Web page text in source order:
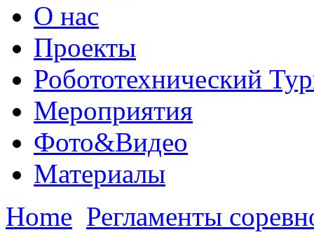
О нас
Проекты
Робототехнический
Мероприятия
Фото&Видео
Материалы
Home Регламенты